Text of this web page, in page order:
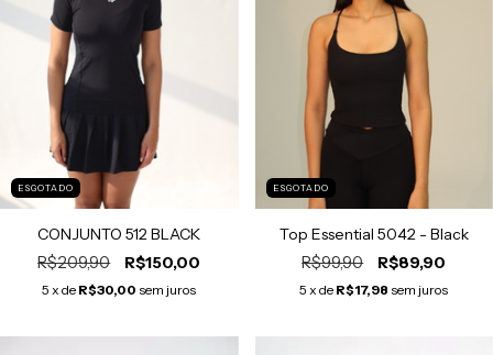
ESGOTADO
CONJUNTO 512 BLACK
R$209,90 R$150,00
5 x de R$30,00 sem juros
ESGOTADO
Top Essential 5042 - Black
R$99,90 R$89,90
5 x de R$17,98 sem juros